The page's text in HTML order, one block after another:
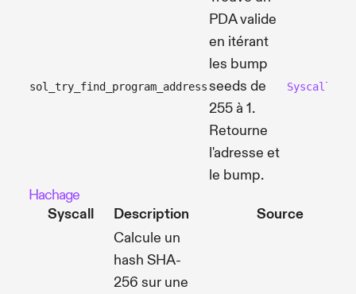
sol_try_find_program_address
PDA valide
en itérant
les bump
seeds de
255 à 1.
Retourne
l'adresse et
le bump.
Hachage
Syscall
Description Source
Calcule un
hash SHA-
256 sur une